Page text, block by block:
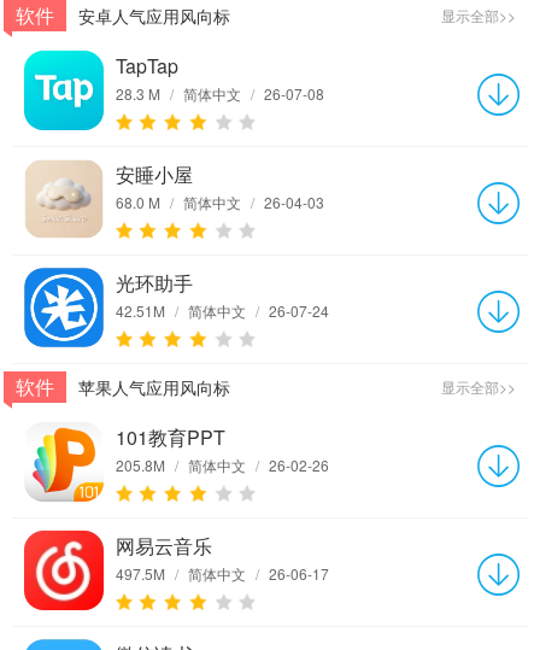
显示全部>>
软件 安卓人气应用风向标
TapTap
28.3 M / 简体中文 / 26-07-08
安睡小屋
68.0 M / 简体中文 / 26-04-03
光环助手
42.51M / 简体中文 / 26-07-24
显示全部>>
软件 苹果人气应用风向标
101教育PPT
205.8M / 简体中文 / 26-02-26
网易云音乐
497.5M / 简体中文 / 26-06-17